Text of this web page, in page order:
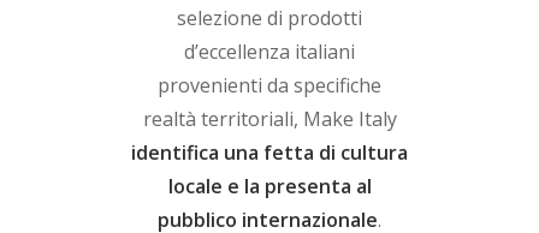
selezione di prodotti
d’eccellenza italiani
provenienti da specifiche
realtà territoriali, Make Italy
identifica una fetta di cultura
locale e la presenta al
pubblico internazionale.